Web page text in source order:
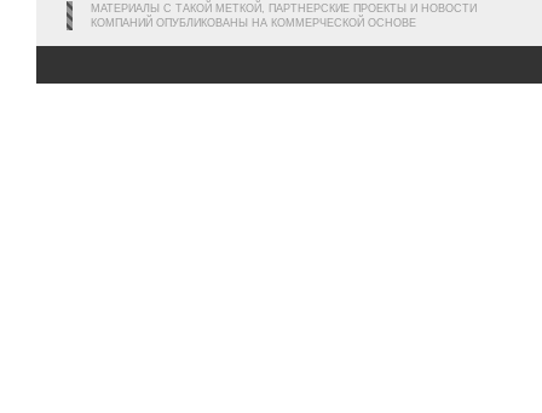
МАТЕРИАЛЫ С ТАКОЙ МЕТКОЙ, ПАРТНЕРСКИЕ ПРОЕКТЫ И НОВОСТИ
КОМПАНИЙ ОПУБЛИКОВАНЫ НА КОММЕРЧЕСКОЙ ОСНОВЕ